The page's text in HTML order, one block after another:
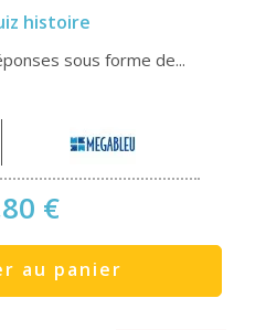
histoire
sous forme de...
€
au panier